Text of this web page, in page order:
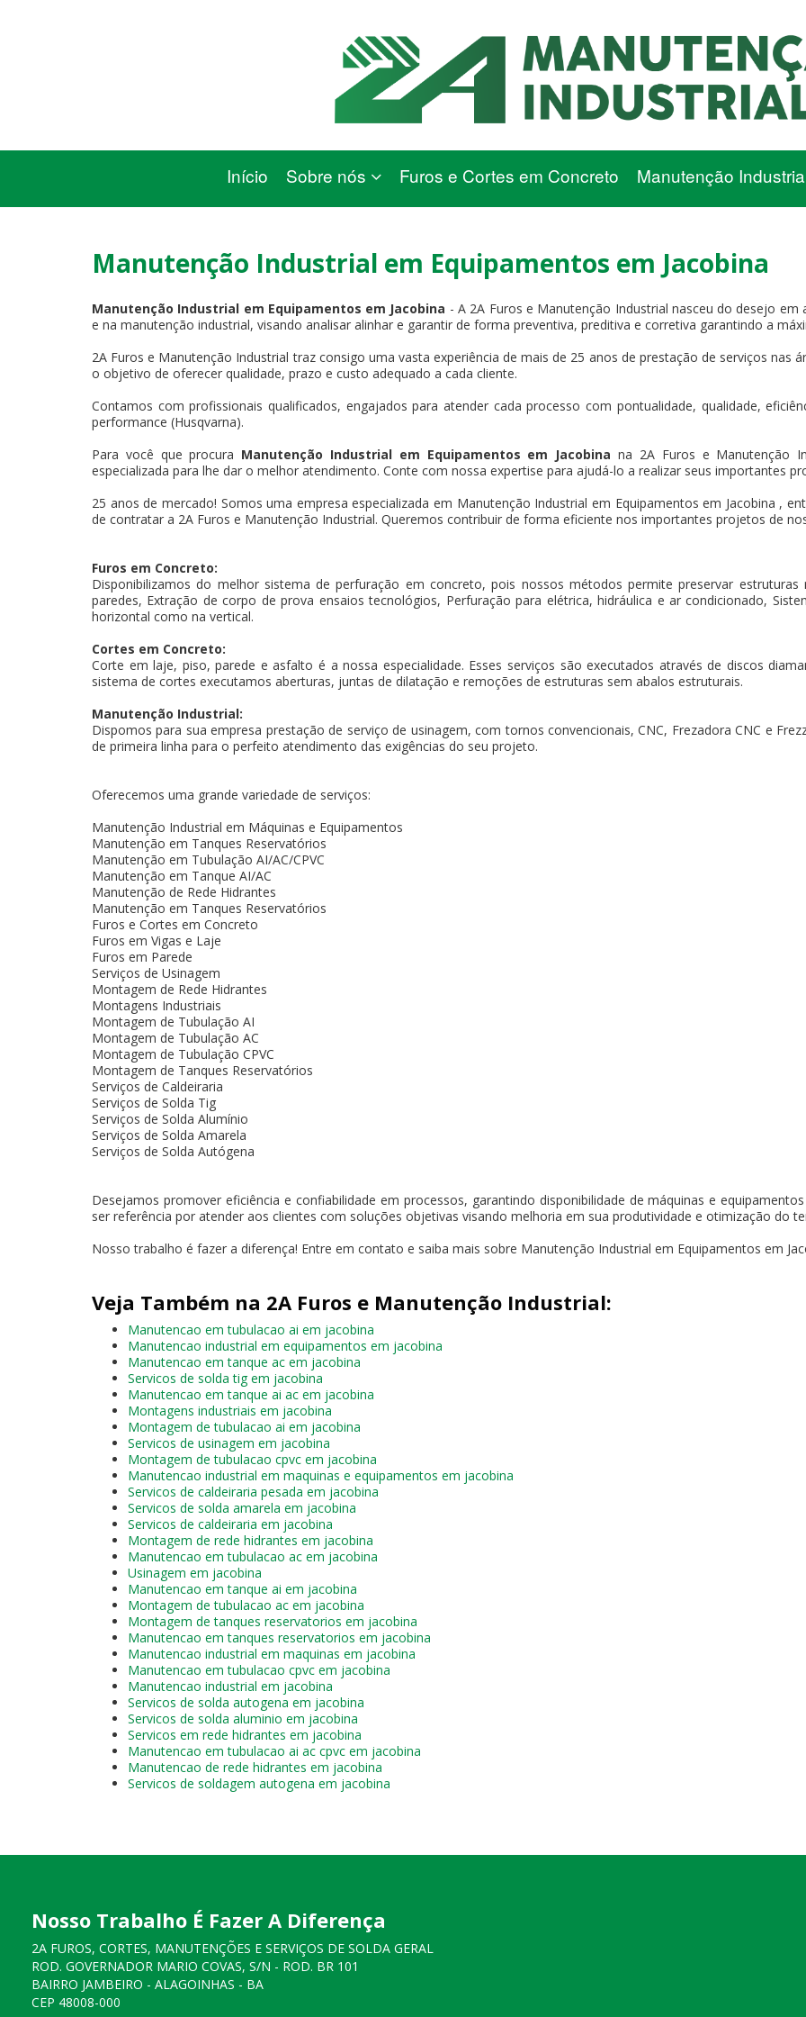
Início Sobre nós Furos e Cortes em Concreto Manutenção
Manutenção Industrial em Equipamentos em Jacobina
Manutenção Industrial em Equipamentos em Jacobina - A 2A Furos e Manutenção Industrial nasceu do desejo
e na manutenção industrial, visando analisar alinhar e garantir de forma preventiva, preditiva e corretiva garantindo a
2A Furos e Manutenção Industrial traz consigo uma vasta experiência de mais de 25 anos de prestação de serviços nas
o objetivo de oferecer qualidade, prazo e custo adequado a cada cliente.
Contamos com profissionais qualificados, engajados para atender cada processo com pontualidade, qualidade,
performance (Husqvarna).
Para você que procura Manutenção Industrial em Equipamentos em Jacobinana 2A Furos e Manutenção
especializada para lhe dar o melhor atendimento. Conte com nossa expertise para ajudá-lo a realizar seus importantes
25 anos de mercado! Somos uma empresa especializada em Manutenção Industrial em Equipamentos em Jacobina ,
de contratar a 2A Furos e Manutenção Industrial. Queremos contribuir de forma eficiente nos importantes projetos de
Furos em Concreto:
Disponibilizamos do melhor sistema de perfuração em concreto, pois nossos métodos permite preservar
paredes, Extração de corpo de prova ensaios tecnológios, Perfuração para elétrica, hidráulica e ar condicionado,
horizontal como na vertical.
Cortes em Concreto:
Corte em laje, piso, parede e asfalto é a nossa especialidade. Esses serviços são executados através de discos
sistema de cortes executamos aberturas, juntas de dilatação e remoções de estruturas sem abalos estruturais.
Manutenção Industrial:
Dispomos para sua empresa prestação de serviço de usinagem, com tornos convencionais, CNC, Frezadora CNC e
de primeira linha para o perfeito atendimento das exigências do seu projeto.
Oferecemos uma grande variedade de serviços:
Manutenção Industrial em Máquinas e Equipamentos
Manutenção em Tanques Reservatórios
Manutenção em Tubulação AI/AC/CPVC
Manutenção em Tanque AI/AC
Manutenção de Rede Hidrantes
Manutenção em Tanques Reservatórios
Furos e Cortes em Concreto
Furos em Vigas e Laje
Furos em Parede
Serviços de Usinagem
Montagem de Rede Hidrantes
Montagens Industriais
Montagem de Tubulação AI
Montagem de Tubulação AC
Montagem de Tubulação CPVC
Montagem de Tanques Reservatórios
Serviços de Caldeiraria
Serviços de Solda Tig
Serviços de Solda Alumínio
Serviços de Solda Amarela
Serviços de Solda Autógena
Desejamos promover eficiência e confiabilidade em processos, garantindo disponibilidade de máquinas e
ser referência por atender aos clientes com soluções objetivas visando melhoria em sua produtividade e otimização do
Nosso trabalho é fazer a diferença! Entre em contato e saiba mais sobre Manutenção Industrial em Equipamentos em
Veja Também na 2A Furos e Manutenção Industrial:
Manutencao em tubulacao ai em jacobina
Manutencao industrial em equipamentos em jacobina
Manutencao em tanque ac em jacobina
Servicos de solda tig em jacobina
Manutencao em tanque ai ac em jacobina
Montagens industriais em jacobina
Montagem de tubulacao ai em jacobina
Servicos de usinagem em jacobina
Montagem de tubulacao cpvc em jacobina
Manutencao industrial em maquinas e equipamentos em jacobina
Servicos de caldeiraria pesada em jacobina
Servicos de solda amarela em jacobina
Servicos de caldeiraria em jacobina
Montagem de rede hidrantes em jacobina
Manutencao em tubulacao ac em jacobina
Usinagem em jacobina
Manutencao em tanque ai em jacobina
Montagem de tubulacao ac em jacobina
Montagem de tanques reservatorios em jacobina
Manutencao em tanques reservatorios em jacobina
Manutencao industrial em maquinas em jacobina
Manutencao em tubulacao cpvc em jacobina
Manutencao industrial em jacobina
Servicos de solda autogena em jacobina
Servicos de solda aluminio em jacobina
Servicos em rede hidrantes em jacobina
Manutencao em tubulacao ai ac cpvc em jacobina
Manutencao de rede hidrantes em jacobina
Servicos de soldagem autogena em jacobina
Nosso Trabalho É Fazer A Diferença
2A FUROS, CORTES, MANUTENÇÕES E SERVIÇOS DE SOLDA GERAL
ROD. GOVERNADOR MARIO COVAS, S/N - ROD. BR 101
BAIRRO JAMBEIRO - ALAGOINHAS - BA
CEP 48008-000